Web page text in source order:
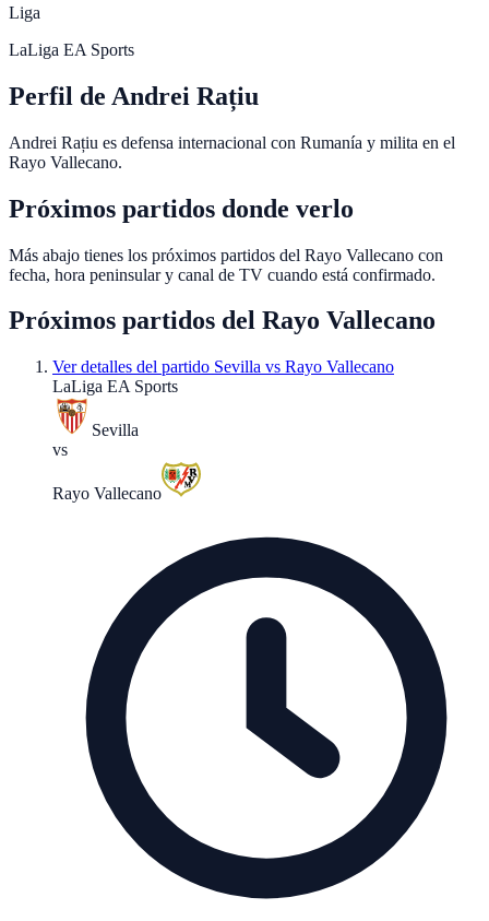
Liga
LaLiga EA Sports
Perfil de Andrei Rațiu
Andrei Rațiu es defensa internacional con Rumanía y milita en el
Rayo Vallecano.
Próximos partidos donde verlo
Más abajo tienes los próximos partidos del Rayo Vallecano con
fecha, hora peninsular y canal de TV cuando está confirmado.
Próximos partidos del Rayo Vallecano
Ver detalles del partido Sevilla vs Rayo Vallecano
LaLiga EA Sports
Sevilla
vs
Rayo Vallecano